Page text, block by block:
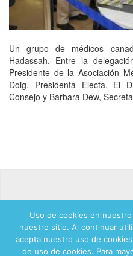
Un grupo de médicos
Hadassah. Entre la
Presidente de la Asociación
Doig, Presidenta Electa, El
Consejo y Barbara Dew,
Banca mifel
Uso de cookies en
nuestro sitio. Al continuar
acepta nuestro uso de
de uso de cookies. Para